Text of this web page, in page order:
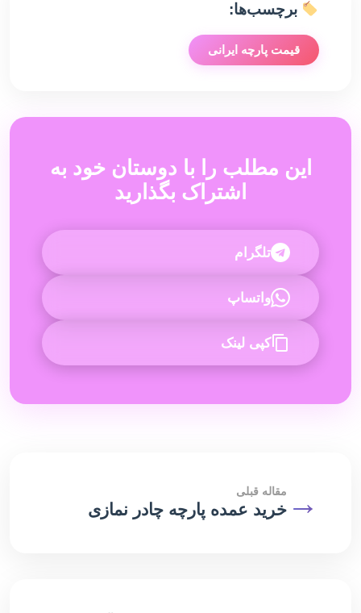
برچسب‌ها:
قیمت پارچه ایرانی
این مطلب را با دوستان خود به
اشتراک بگذارید
تلگرام
واتساپ
کپی لینک
→ مقاله قبلی
خرید عمده پارچه چادر نمازی